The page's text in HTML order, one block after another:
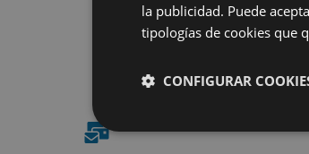
la publicidad. Puede
tipologías de cookies que
CONFIGURAR